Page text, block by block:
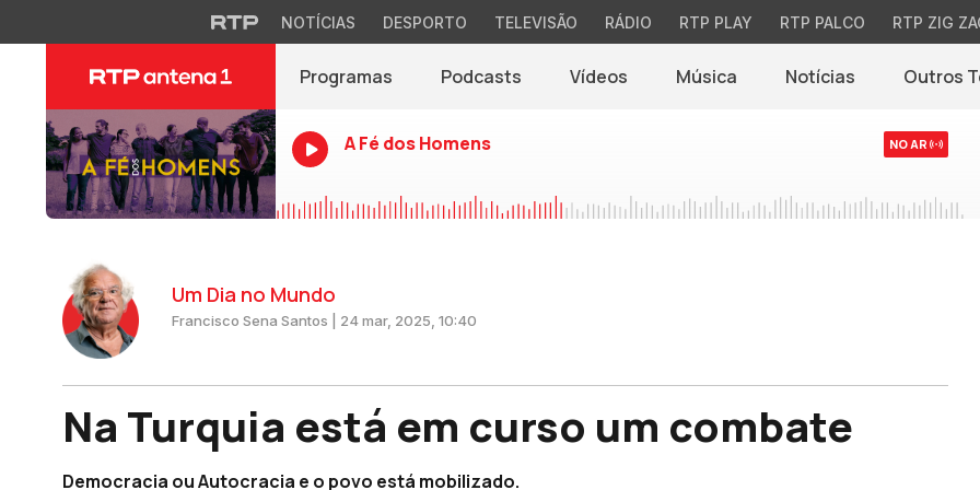
NOTÍCIAS DESPORTO TELEVISÃO RÁDIO RTP PLAY RTP PALCO RTP ZIG
Programas Podcasts Vídeos Música Notícias(abre em nova
Outros
A Fé dos Homens NO AR
Um Dia no Mundo
Francisco Sena Santos | 24 mar, 2025, 10:40
Na Turquia está em curso um combate
Democracia ou Autocracia e o povo está mobilizado.